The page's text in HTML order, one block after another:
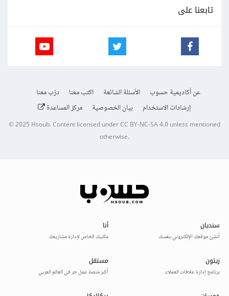
تابعنا على
عن أكاديمية حسوب الأسئلة الشائعة اكتب معنا
درّب معنا
إرشادات الاستخدام
بيان الخصوصية مركز المساعدة
© 2025Hsoub.Content licensed underCC BY-NC-SA 4.0unless mentioned
otherwise.